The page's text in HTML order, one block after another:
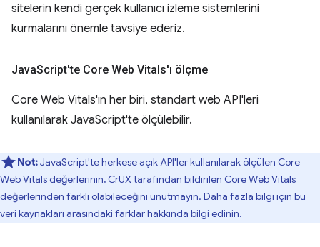
sitelerin kendi gerçek kullanıcı izleme sistemlerini
kurmalarını önemle tavsiye ederiz.
JavaScript'te Core Web Vitals'ı ölçme
Core Web Vitals'ın her biri, standart web API'leri
kullanılarak JavaScript'te ölçülebilir.
Not:JavaScript'te herkese açık API'ler kullanılarak ölçülen Core
Web Vitals değerlerinin, CrUX tarafından bildirilen Core Web Vitals
değerlerinden farklı olabileceğini unutmayın. Daha fazla bilgi için bu
veri kaynakları arasındaki farklarhakkında bilgi edinin.